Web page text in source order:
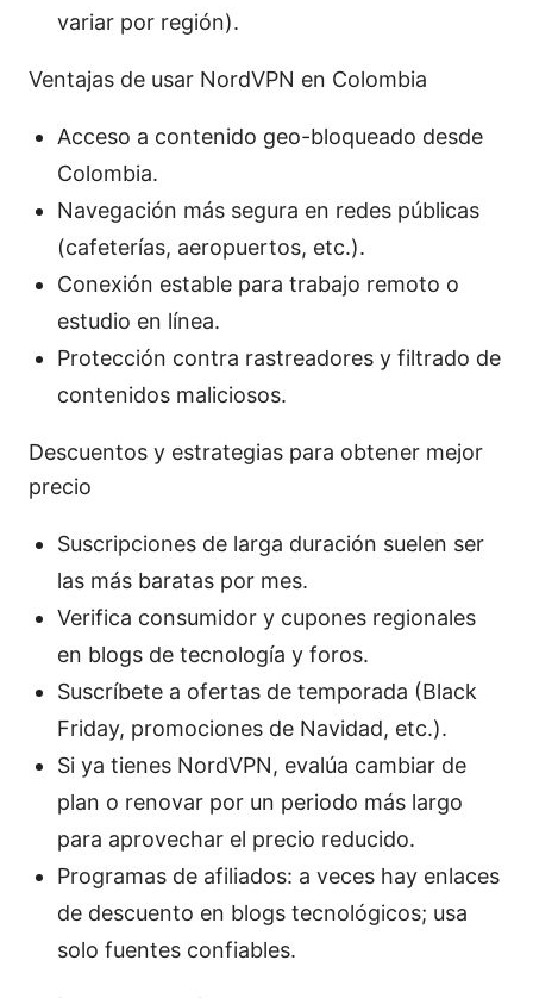
variar por región).
Ventajas de usar NordVPN en Colombia
Acceso a contenido geo-bloqueado desde
Colombia.
Navegación más segura en redes públicas
(cafeterías, aeropuertos, etc.).
Conexión estable para trabajo remoto o
estudio en línea.
Protección contra rastreadores y filtrado de
contenidos maliciosos.
Descuentos y estrategias para obtener mejor
precio
Suscripciones de larga duración suelen ser
las más baratas por mes.
Verifica consumidor y cupones regionales
en blogs de tecnología y foros.
Suscríbete a ofertas de temporada (Black
Friday, promociones de Navidad, etc.).
Si ya tienes NordVPN, evalúa cambiar de
plan o renovar por un periodo más largo
para aprovechar el precio reducido.
Programas de afiliados: a veces hay enlaces
de descuento en blogs tecnológicos; usa
solo fuentes confiables.